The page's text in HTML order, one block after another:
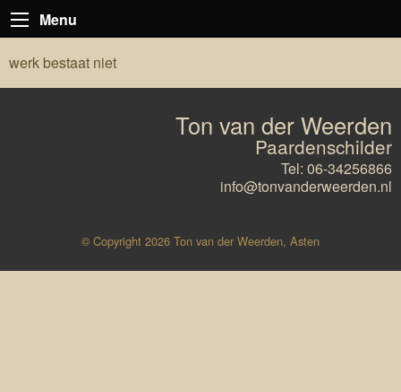
Menu
werk bestaat niet
Ton van der Weerden
Paardenschilder
Tel: 06-34256866
info@tonvanderweerden.nl
© Copyright 2026 Ton van der Weerden, Asten